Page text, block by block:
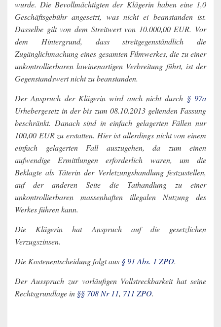
wurde. Die Bevollmächtigten der Klägerin haben eine 1,0
Geschäftsgebühr angesetzt, was nicht ei beanstanden ist.
Dasselbe gilt von dem Streitwert von 10.000,00 EUR. Vor
dem Hintergrund, dass streitgegenständlich die
Zugänglichmachung eines gesamten Filmwerkes, die zu einer
unkontrollierbaren lawinenartigen Verbreitung führt, ist der
Gegenstandswert nicht zu beanstanden.
Der Anspruch der Klägerin wird auch nicht durch § 97a
Urhebergesetz in der bis zum 08.10.2013 geltenden Fassung
beschränkt. Danach sind in einfach gelagerten Fällen nur
100,00 EUR zu erstatten. Hier ist allerdings nicht von einem
einfach gelagerten Fall auszugehen, da zum einen
aufwendige Ermittlungen erforderlich waren, um die
Beklagte als Täterin der Verletzungshandlung festzustellen,
auf der anderen Seite die Tathandlung zu einer
unkontrollierbaren massenhaften illegalen Nutzung des
Werkes führen kann.
Die Klägerin hat Anspruch auf die gesetzlichen
Verzugszinsen.
Die Kostenentscheidung folgt aus § 91 Abs. 1 ZPO.
Der Ausspruch zur vorläufigen Vollstreckbarkeit hat seine
Rechtsgrundlage in §§ 708 Nr 11, 711 ZPO.